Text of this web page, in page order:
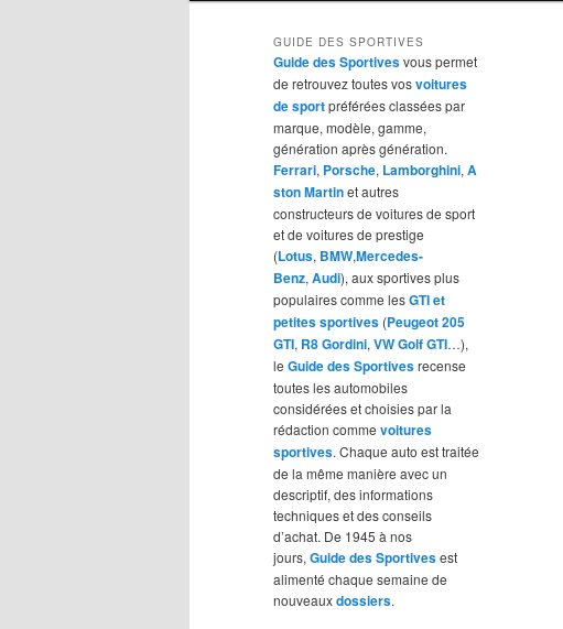
principal
secondaire
GUIDE DES SPORTIVES
Guide des Sportivesvous permet
de retrouvez toutes vosvoitures
de sportpréférées classées par
marque, modèle, gamme,
génération après génération.
Ferrari, Porsche, Lamborghini, A
ston Martinet autres
constructeurs de voitures de sport
et de voitures de prestige
(Lotus, BMW,Mercedes-
Benz, Audi), aux sportives plus
populaires comme lesGTI et
petites sportives (Peugeot 205
GTI, R8 Gordini, VW Golf GTI…),
le Guide des Sportivesrecense
toutes les automobiles
considérées et choisies par la
rédaction comme voitures
sportives. Chaque auto est traitée
de la même manière avec un
descriptif, des informations
techniques et des conseils
d’achat. De 1945 à nos
jours, Guide des Sportivesest
alimenté chaque semaine de
nouveauxdossiers.